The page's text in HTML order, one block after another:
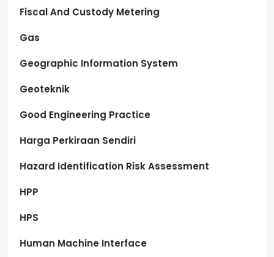
Fiscal And Custody Metering
Gas
Geographic Information System
Geoteknik
Good Engineering Practice
Harga Perkiraan Sendiri
Hazard Identification Risk Assessment
HPP
HPS
Human Machine Interface